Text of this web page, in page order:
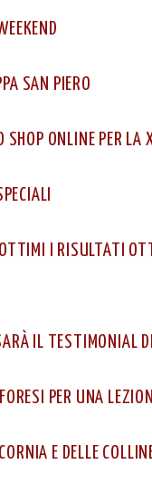
SAN PIERO
SHOP ONLINE PER LA
I RISULTATI
IL TESTIMONIAL
PER UNA
E DELLE